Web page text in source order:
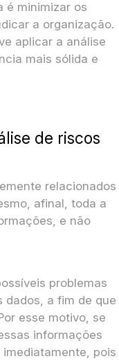
é minimizar os
a organização.
aplicar a análise
mais sólida e
de riscos
relacionados
afinal, toda a
e não
problemas
dados, a fim de que
esse motivo, se
informações
pois